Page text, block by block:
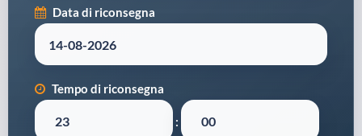
Data di riconsegna
Tempo di riconsegna
: